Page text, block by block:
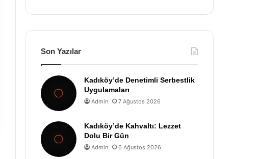
Son Yazılar
Kadıköy’de Denetimli Serbestlik
Uygulamaları
Admin 7 Ağustos 2026
Kadıköy’de Kahvaltı: Lezzet
Dolu Bir Gün
Admin 6 Ağustos 2026